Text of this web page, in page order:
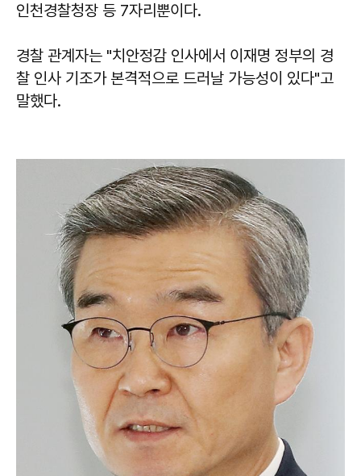
인천경찰청장 등 7자리뿐이다.
경찰 관계자는 "치안정감 인사에서 이재명 정부의 경
찰 인사 기조가 본격적으로 드러날 가능성이 있다"고
말했다.